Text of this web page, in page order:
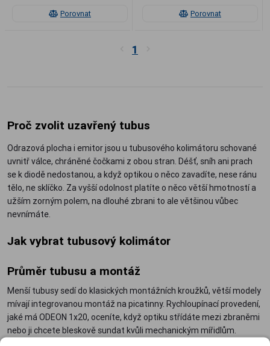
Porovnat Porovnat
1
Proč zvolit uzavřený tubus
Odrazová plocha i emitor jsou u tubusového kolimátoru schované
uvnitř válce, chráněné čočkami z obou stran. Déšť, sníh ani prach
se k diodě nedostanou, a když optikou o něco zavadíte, nese ránu
tělo, ne sklíčko. Za vyšší odolnost platíte o něco větší hmotností a
užším zorným polem, na dlouhé zbrani to ale většinou vůbec
nevnímáte.
Jak vybrat tubusový kolimátor
Průměr tubusu a montáž
Menší tubusy sedí do klasických montážních kroužků, větší modely
mívají integrovanou montáž na picatinny. Rychloupínací provedení,
jaké má ODEON 1x20, oceníte, když optiku střídáte mezi zbraněmi
nebo ji chcete bleskově sundat kvůli mechanickým mířidlům.